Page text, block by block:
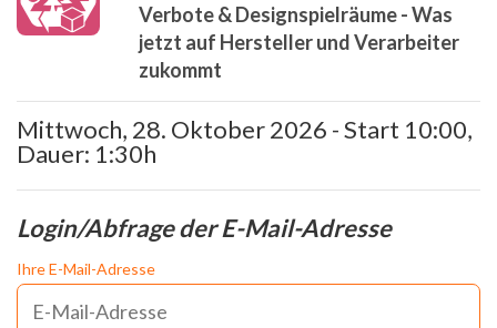
Verbote & Designspielräume - Was
jetzt auf Hersteller und Verarbeiter
zukommt
Mittwoch, 28. Oktober 2026 - Start 10:00,
Dauer: 1:30h
Login/Abfrage der E-Mail-Adresse
Ihre E-Mail-Adresse